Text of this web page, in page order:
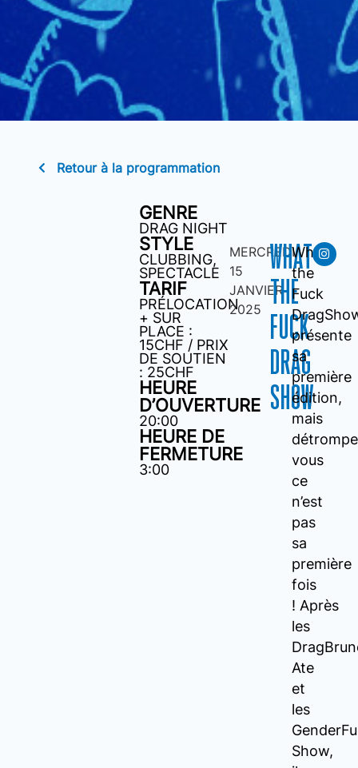
Retour à la programmation
GENRE
DRAG NIGHT
STYLE
CLUBBING,
SPECTACLE
TARIF
PRÉLOCATION
+ SUR
PLACE :
15CHF / PRIX
DE SOUTIEN
: 25CHF
HEURE
D’OUVERTURE
20:00
HEURE DE
FERMETURE
3:00
MERCREDI
15
JANVIER
2025
WHAT
THE
FUCK
DRAG
SHOW
What
the
Fuck
présente
sa
première
édition,
mais
vous
ce
n’est
pas
sa
première
fois
! Après
les
Ate
et
les
Show,